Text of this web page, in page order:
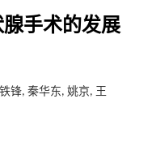
手术的发展
锋, 秦华东, 姚京, 王